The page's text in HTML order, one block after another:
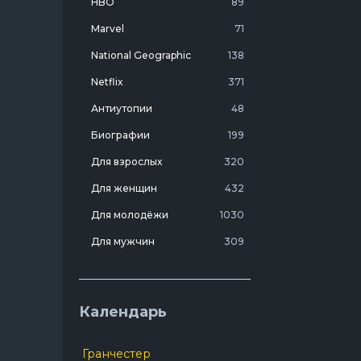
Marvel 71
National Geographic 138
Netflix 371
Антиутопии 48
Биографии 199
Для взрослых 320
Для женщин 432
Для молодёжи 1030
Для мужчин 309
Мотивирующие
Календарь
Гранчестер